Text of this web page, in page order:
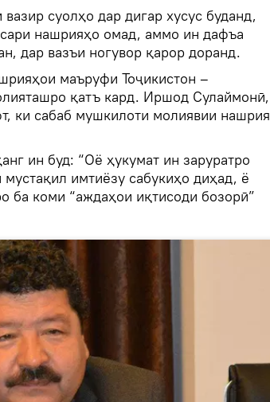
суолҳо дар дигар хусус буданд,
нашрияҳо омад, аммо ин дафъа
дар вазъи ногувор қарор доранд.
маъруфи Тоҷикистон –
қатъ кард. Иршод Сулаймонӣ,
ки сабаб мушкилоти молиявии нашрия
ин буд: “Оё ҳукумат ин заруратро
имтиёзу сабукиҳо диҳад, ё
ба коми “аждаҳои иқтисоди бозорӣ”